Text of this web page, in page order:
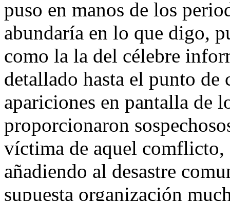
puso en manos de los
abundaría en lo que digo,
como la la del célebre
detallado hasta el punto de
apariciones en pantalla de
proporcionaron
víctima de aquel comflicto,
añadiendo al desastre
supuesta organización